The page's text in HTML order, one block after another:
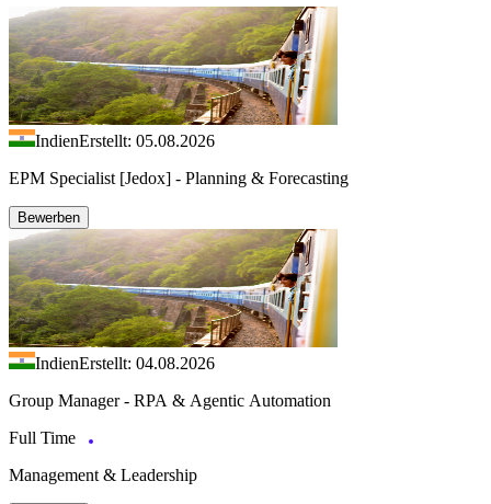
IndienErstellt: 05.08.2026
EPM Specialist [Jedox] - Planning & Forecasting
Bewerben
IndienErstellt: 04.08.2026
Group Manager - RPA & Agentic Automation
Full Time
Management & Leadership